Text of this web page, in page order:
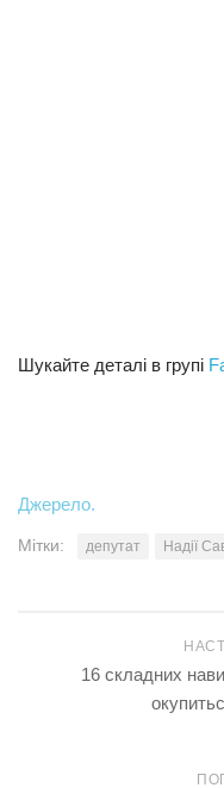
Шукайте деталі в групі
Джерело.
Мітки: депутат Надії
16 складних